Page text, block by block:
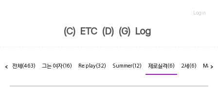
Login
(C) ETC (D) (G) Log
전체(463) 그는 여자(16) Re:play(32) Summer(12) 제로실격(6) 2세(6)
< >